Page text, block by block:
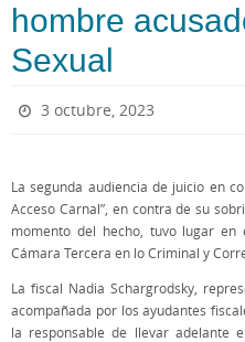
hombre
Sexual
3 octubre, 2023
La segunda audiencia de juicio en
Acceso Carnal”, en contra de su
momento del hecho, tuvo lugar
Cámara Tercera en lo Criminal y
La fiscal Nadia Schargrodsky,
acompañada por los ayudantes
la responsable de llevar adelante